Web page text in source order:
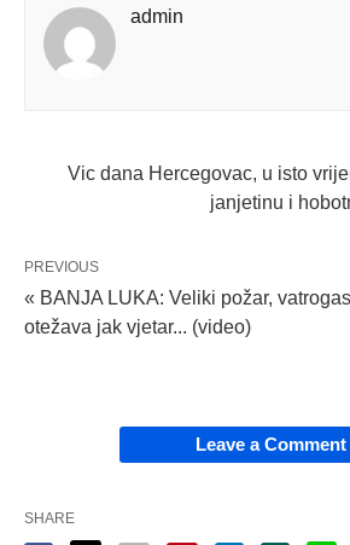
admin
Vic dana Hercegovac, u isto
janjetinu i
PREVIOUS
« BANJA LUKA: Veliki požar,
otežava jak vjetar... (video)
Leave a Comment
SHARE